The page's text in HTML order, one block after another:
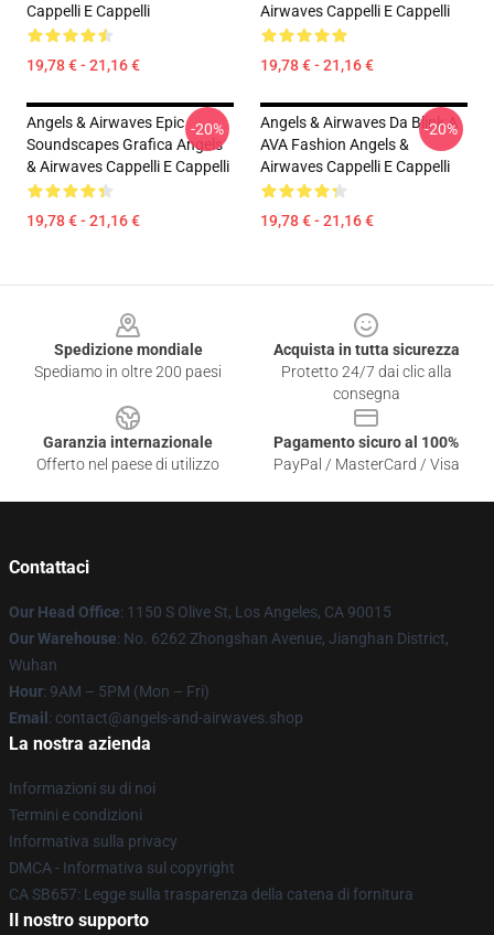
Cappelli E Cappelli
19,78 € - 21,16 €
Airwaves Cappelli E Cappelli
19,78 € - 21,16 €
Angels & Airwaves Epic
Soundscapes Grafica Angels
& Airwaves Cappelli E Cappelli
19,78 € - 21,16 €
-20%
Angels & Airwaves Da Blink A
AVA Fashion Angels &
Airwaves Cappelli E Cappelli
19,78 € - 21,16 €
-20%
Spedizione mondiale
Spediamo in oltre 200 paesi
Acquista in tutta sicurezza
Protetto 24/7 dai clic alla
consegna
Garanzia internazionale
Offerto nel paese di utilizzo
Pagamento sicuro al 100%
PayPal / MasterCard / Visa
Contattaci
Our Head Office: 1150 S Olive St, Los Angeles, CA 90015
Our Warehouse: No. 6262 Zhongshan Avenue, Jianghan District,
Wuhan
Hour: 9AM – 5PM (Mon – Fri)
Email : contact@angels-and-airwaves.shop
La nostra azienda
Informazioni su di noi
Termini e condizioni
Informativa sulla privacy
DMCA - Informativa sul copyright
CA SB657: Legge sulla trasparenza della catena di fornitura
Il nostro supporto